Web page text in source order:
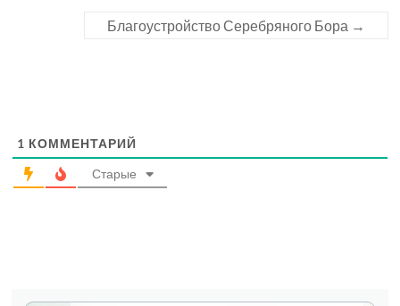
Благоустройство Серебряного Бора →
1 КОММЕНТАРИЙ
Старые